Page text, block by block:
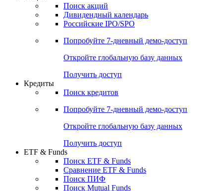
Откройте глобальную базу данных
Получить доступ
Поиск акций
Российские IPO/SPO
Попробуйте7-дневный
Откройте глобальную базу данных
Получить доступ
Поиск кредитов
Попробуйте7-дневный
Откройте глобальную базу данных
Получить доступ
ETF & Funds